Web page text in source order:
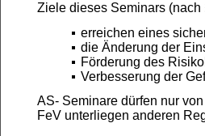
Ziele dieses Seminars
erreichen eines
die Änderung der
Förderung des
Verbesserung der
AS- Seminare dürfen nur
FeV unterliegen anderen